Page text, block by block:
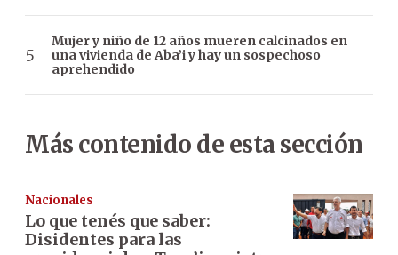
Mujer y niño de 12 años mueren calcinados en
una vivienda de Aba’i y hay un sospechoso
aprehendido
Más contenido de esta sección
Nacionales
Lo que tenés que saber:
Disidentes para las